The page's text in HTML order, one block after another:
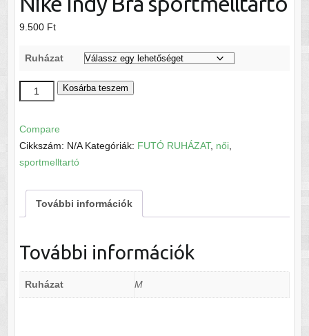
9.500 Ft
Ruházat
Nike
Indy
sportmelltartó
Kosárba teszem
Compare
Cikkszám: N/A Kategóriák: FUTÓ RUHÁZAT, női,
sportmelltartó
További információk
További információk
Ruházat M